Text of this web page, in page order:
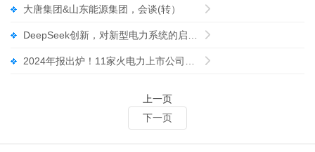

大唐集团&山东能源集团，会谈(转）

DeepSeek创新，对新型电力系统的启示（转）

2024年报出炉！11家火电力上市公司谁盈谁亏？（转）
上一页
下一页